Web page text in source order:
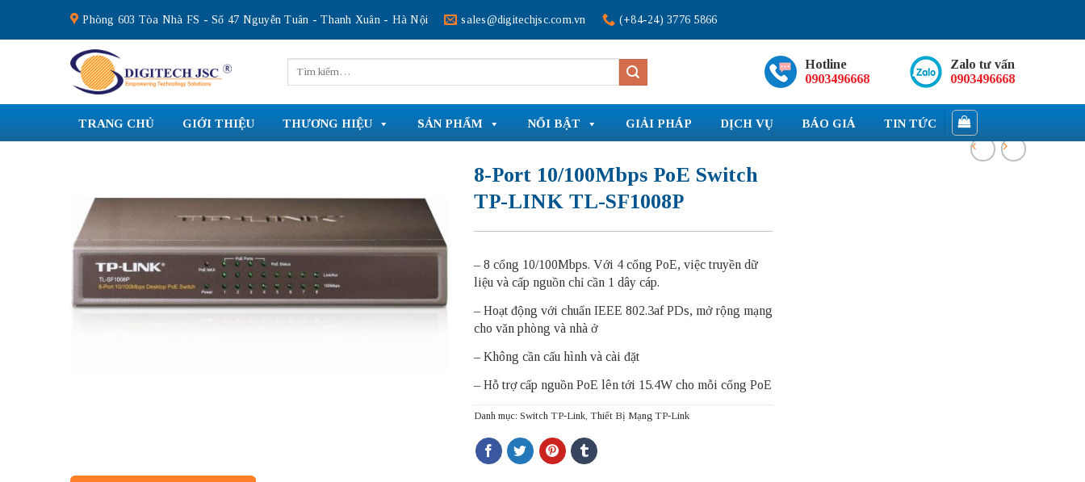
content
Phòng 603 Tòa Nhà FS - Số 47 Nguyễn Tuân - Thanh Xuân - Hà Nội sales@digitechjsc.com.vn (+84-24) 3776 5866
kiếm:
Hotline
0903496668
Zalo tư vấn
0903496668
TRANG CHỦ GIỚI THIỆU THƯƠNG HIỆU SẢN PHẨM NỔI BẬT GIẢI PHÁP DỊCH VỤ BÁO GIÁ TIN TỨC
8-Port 10/100Mbps PoE Switch
TP-LINK TL-SF1008P
– 8 cổng 10/100Mbps. Với 4 cổng PoE, việc truyền dữ
liệu và cấp nguồn chỉ cần 1 dây cáp.
– Hoạt động với chuẩn IEEE 802.3af PDs, mở rộng mạng
cho văn phòng và nhà ở
– Không cần cấu hình và cài đặt
– Hỗ trợ cấp nguồn PoE lên tới 15.4W cho mỗi cổng PoE
Danh mục: Switch TP-Link, Thiết Bị Mạng TP-Link